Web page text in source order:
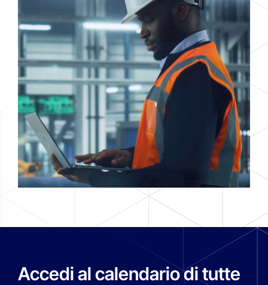
Accedi al calendario di tutte